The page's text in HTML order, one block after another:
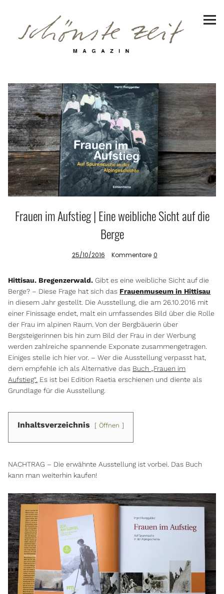
Reiseziele
Genuss
Lifestyle
Erlebnisse
FacebookInstagram
PinterestBlueskyThreads
Frauen im Aufstieg | Eine weibliche Sicht auf die
Berge
25/10/2016 Kommentare 0
Hittisau. Bregenzerwald. Gibt es eine weibliche Sicht auf die
Berge? – Diese Frage hat sich das Frauenmuseum in Hittisau
in diesem Jahr gestellt. Die Ausstellung, die am 26.10.2016 mit
einer Finissage endet, malt ein umfassendes Bild über die Rolle
der Frau im alpinen Raum. Von der Bergbäuerin über
Bergsteigerinnen bis hin zum Bild der Frau in der Werbung
werden zahlreiche spannende Exponate zusammengetragen.
Einiges stelle ich hier vor. – Wer die Ausstellung verpasst hat,
dem empfehle ich als Alternative das Buch „Frauen im
Aufstieg“. Es ist bei Edition Raetia erschienen und diente als
Grundlage für die Ausstellung.
Inhaltsverzeichnis Öffnen
NACHTRAG – Die erwähnte Ausstellung ist vorbei. Das Buch
kann man weiterhin kaufen!